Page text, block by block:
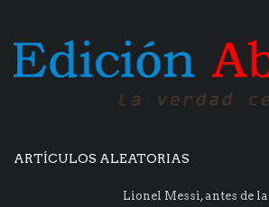
ARTÍCULOS ALEATORIAS
Lionel Messi, antes de